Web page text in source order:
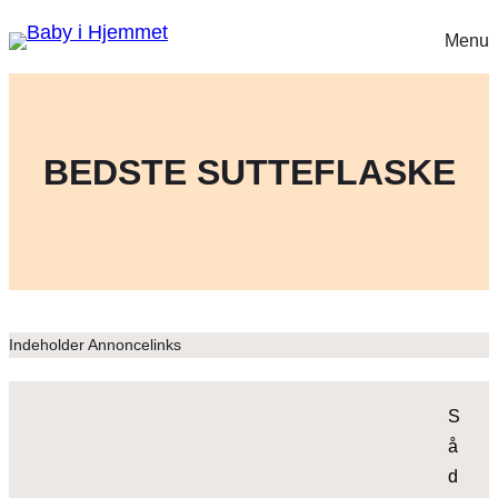
Menu
BEDSTE SUTTEFLASKE
Indeholder Annoncelinks
S
å
d